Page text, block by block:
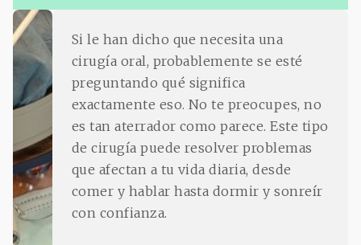
Si le han dicho que necesita una
cirugía oral, probablemente se esté
preguntando qué significa
exactamente eso. No te preocupes, no
es tan aterrador como parece. Este tipo
de cirugía puede resolver problemas
que afectan a tu vida diaria, desde
comer y hablar hasta dormir y sonreír
con confianza.